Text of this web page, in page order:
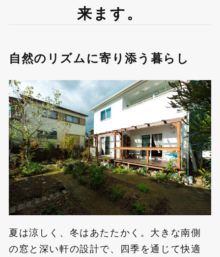
来ます。
自然のリズムに寄り添う暮らし
夏は涼しく、冬はあたたかく。大きな南側
の窓と深い軒の設計で、四季を通じて快適